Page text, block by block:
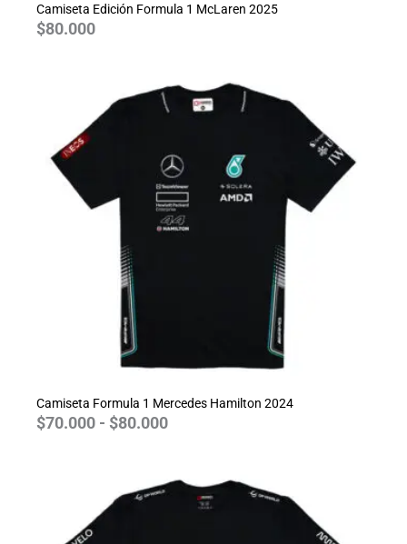
Camiseta Edición Formula 1 McLaren 2025
$80.000
Camiseta Formula 1 Mercedes Hamilton 2024
$70.000 - $80.000
de
precios:
hasta
$80.000